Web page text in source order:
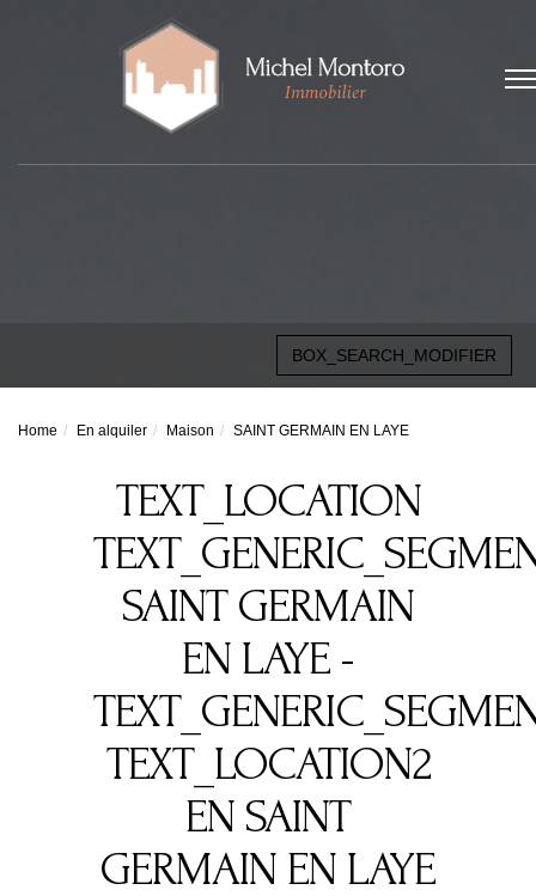
BOX_SEARCH_MODIFIER
Home En alquiler Maison SAINT GERMAIN EN LAYE
TEXT_LOCATION
SAINT GERMAIN
EN LAYE -
TEXT_LOCATION2
EN SAINT
GERMAIN EN LAYE